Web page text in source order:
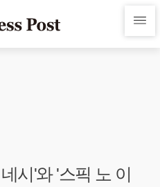
시'와 '스픽 노 이